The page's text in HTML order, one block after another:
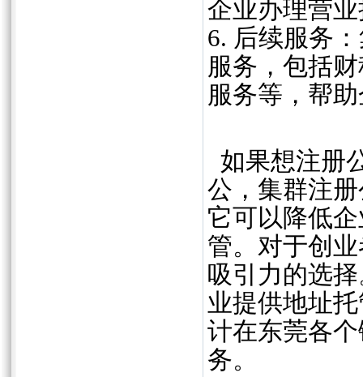
企业办理营
6. 后续服务
服务，包括
服务等，帮
如果想注册
公，集群注
它可以降低
管。对于创
吸引力的选
业提供地址
计在东莞各
务。